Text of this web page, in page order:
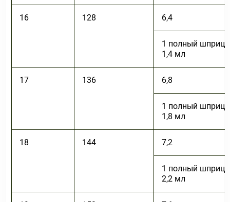
16 128 6,4
1 полный шприц
1,4 мл
17 136 6,8
1 полный шприц
1,8 мл
18 144 7,2
1 полный шприц
2,2 мл